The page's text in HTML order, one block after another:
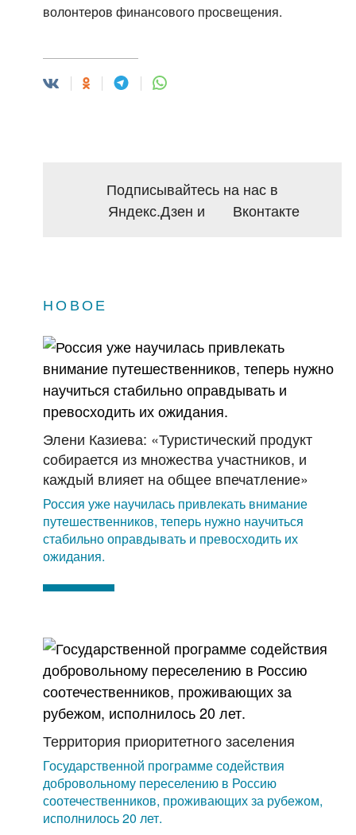
волонтеров финансового просвещения.
Подписывайтесь на нас в
Яндекс.Дзен и Вконтакте
НОВОЕ
Элени Казиева: «Туристический продукт
собирается из множества участников, и
каждый влияет на общее впечатление»
Россия уже научилась привлекать внимание
путешественников, теперь нужно научиться
стабильно оправдывать и превосходить их
ожидания.
Территория приоритетного заселения
Государственной программе содействия
добровольному переселению в Россию
соотечественников, проживающих за рубежом,
исполнилось 20 лет.